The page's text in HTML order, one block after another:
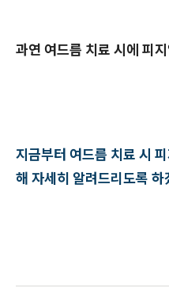
과연 여드름 치료 시에 피
지금부터 여드름 치료 시
해 자세히 알려드리도록